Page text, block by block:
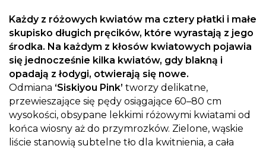
Każdy z różowych kwiatów ma cztery płatki i małe
skupisko długich pręcików, które wyrastają z jego
środka. Na każdym z kłosów kwiatowych pojawia
się jednocześnie kilka kwiatów, gdy blakną i
opadają z łodygi, otwierają się nowe.
Odmiana ‘Siskiyou Pink’ tworzy delikatne,
przewieszające się pędy osiągające 60–80 cm
wysokości, obsypane lekkimi różowymi kwiatami od
końca wiosny aż do przymrozków. Zielone, wąskie
liście stanowią subtelne tło dla kwitnienia, a cała